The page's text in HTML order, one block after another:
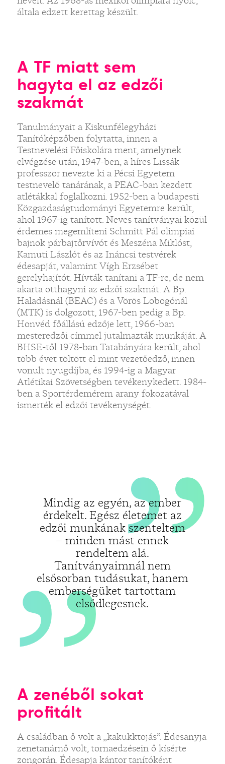
általa edzett kerettag készült.
A TF miatt sem
hagyta el az edzői
szakmát
Tanulmányait a Kiskunfélegyházi
Tanítóképzőben folytatta, innen a
Testnevelési Főiskolára ment, amelynek
elvégzése után, 1947-ben, a híres Lissák
professzor nevezte ki a Pécsi Egyetem
testnevelő tanárának, a PEAC-ban kezdett
atlétákkal foglalkozni. 1952-ben a budapesti
Közgazdaságtudományi Egyetemre került,
ahol 1967-ig tanított. Neves tanítványai közül
érdemes megemlíteni Schmitt Pál olimpiai
bajnok párbajtőrvívót és Meszéna Miklóst,
Kamuti Lászlót és az Ináncsi testvérek
édesapját, valamint Vígh Erzsébet
gerelyhajítót. Hívták tanítani a TF-re, de nem
akarta otthagyni az edzői szakmát. A Bp.
Haladásnál (BEAC) és a Vörös Lobogónál
(MTK) is dolgozott, 1967-ben pedig a Bp.
Honvéd főállású edzője lett, 1966-ban
mesteredzői címmel jutalmazták munkáját. A
BHSE-től 1978-ban Tatabányára került, ahol
több évet töltött el mint vezetőedző, innen
vonult nyugdíjba, és 1994-ig a Magyar
Atlétikai Szövetségben tevékenykedett. 1984-
ben a Sportérdemérem arany fokozatával
ismerték el edzői tevékenységét.
Mindig az egyén, az ember
érdekelt. Egész életemet az
edzői munkának szenteltem
– minden mást ennek
rendeltem alá.
Tanítványaimnál nem
elsősorban tudásukat, hanem
emberségüket tartottam
elsődlegesnek.
„„
A zenéből sokat
profitált
A családban ő volt a „kakukktojás”. Édesanyja
zenetanárnő volt, tornaedzésein ő kísérte
zongorán. Édesapja kántor tanítóként